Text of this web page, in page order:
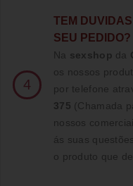
4
TE M
SEU PEDIDO?
Na sexshop da
os nossos
por telefone
375 (Chamada
nossos
ás suas
o produto que